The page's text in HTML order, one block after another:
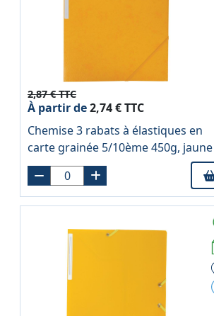
2,87 € TTC
À partir de2,74 € TTC
Chemise 3 rabats à élastiques en
carte grainée 5/10ème 450g, jaune